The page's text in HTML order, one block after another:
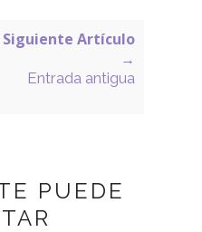
Siguiente Artículo
→
Entrada antigua
PUEDE